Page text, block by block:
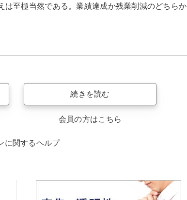
至極当然である。業績達成か残業削減のどちらか
続きを読む
会員の方はこちら
に関するヘルプ